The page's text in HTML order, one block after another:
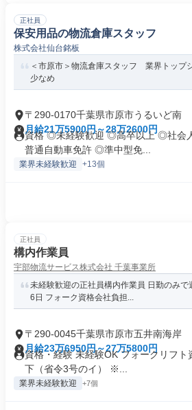
正社員
保安用品の物流倉庫スタッフ
株式会社仙台銘板
＜市原市＞物流倉庫スタッフ 業界トップ
少なめ
〒290-0170千葉県市原市うるいど南
月給21万5900円～28万2600円
資格 ◎未経験歓迎 ◎高卒以上 ◎社会
普通自動車免許 ◎準中型免...
業界未経験歓迎 +13個
正社員
構内作業員
宇部物流サービス株式会社 千葉事業所
未経験歓迎の正社員構内作業員 日勤のみ
6日 フォーク資格会社負担...
〒290-0045千葉県市原市五井南海岸
月給23万6950円～27万5800円
資格・経験 未経験OK フォークリフ
下（省令3号のイ） ※...
業界未経験歓迎 +7個